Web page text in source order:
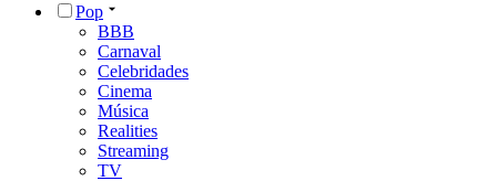
Pop
BBB
Carnaval
Celebridades
Cinema
Música
Realities
Streaming
TV